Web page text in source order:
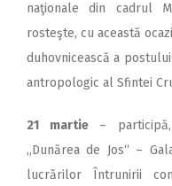
naţionale din cadrul
rosteşte, cu această
duhovnicească a
antropologic al Sfintei
21 martie– participă,
„Dunărea de Jos“ –
lucrărilor Întrunirii